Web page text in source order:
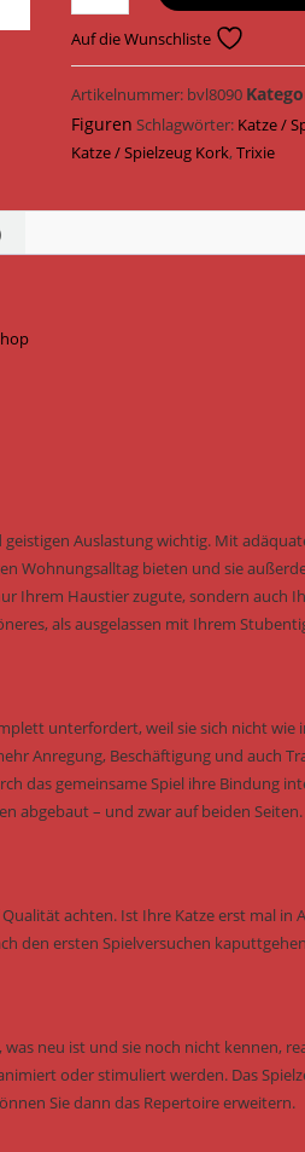
Katzenspielzeug
Fass
Kork
4
cm
45710
Auf die Wunschliste
Artikelnummer: bvl8090
Figuren Schlagwörter: Katze /
Katze / Spielzeug Kork,Trixie
Auslastung wichtig. Mit
Wohnungsalltag bieten und sie
Ihrem Haustier zugute, sondern auch
als ausgelassen mit Ihrem
unterfordert, weil sie sich nicht wie
Anregung, Beschäftigung und auch
das gemeinsame Spiel ihre Bindung
abgebaut – und zwar auf beiden Seiten.
achten. Ist Ihre Katze erst mal in
den ersten Spielversuchen
neu ist und sie noch nicht kennen,
oder stimuliert werden. Das
Sie dann das Repertoire erweitern.